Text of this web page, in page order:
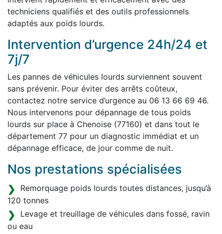
techniciens qualifiés et des outils professionnels
adaptés aux poids lourds.
Intervention d’urgence 24h/24 et
7j/7
Les pannes de véhicules lourds surviennent souvent
sans prévenir. Pour éviter des arrêts coûteux,
contactez notre service d’urgence au 06 13 66 69 46.
Nous intervenons pour dépannage de tous poids
lourds sur place à Chenoise (77160) et dans tout le
département 77 pour un diagnostic immédiat et un
dépannage efficace, de jour comme de nuit.
Nos prestations spécialisées
Remorquage poids lourds toutes distances, jusqu’à
120 tonnes
Levage et treuillage de véhicules dans fossé, ravin
ou eau